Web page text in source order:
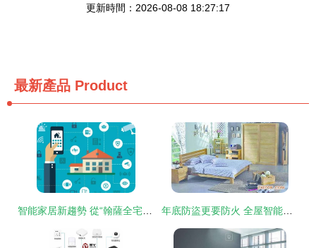
更新時間：2026-08-08 18:27:17
最新產品 Product
智能家居新趨勢 從“翰薩全宅智能”到“趣宅智能家居”的演進與融合 年底防盜更要防火 全屋智能家居，構筑住宅無懈可擊的安全防線